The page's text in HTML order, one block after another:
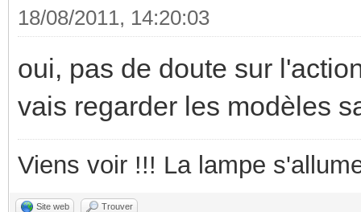
18/08/2011, 14:20:03
oui, pas de doute sur
vais regarder les modèles
Viens voir !!! La lampe
Site web Trouver